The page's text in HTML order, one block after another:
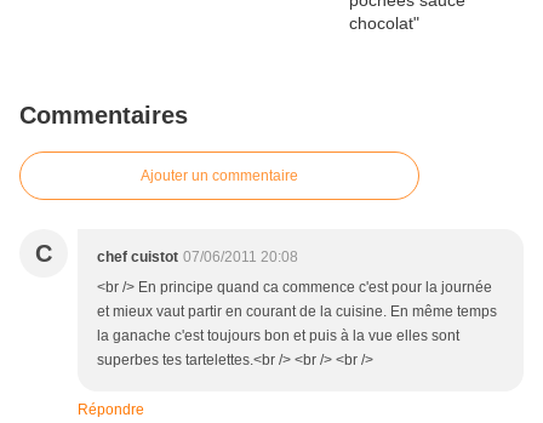
Commentaires
Ajouter un commentaire
C chef cuistot 07/06/2011 20:08
<br /> En principe quand ca commence c'est pour la journée
et mieux vaut partir en courant de la cuisine. En même temps
la ganache c'est toujours bon et puis à la vue elles sont
superbes tes tartelettes.<br /> <br /> <br />
Répondre